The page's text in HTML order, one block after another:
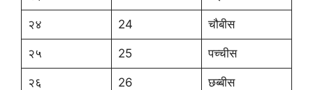
२४ 24 चौबीस
२५ 25 पच्चीस
२६ 26 छब्बीस